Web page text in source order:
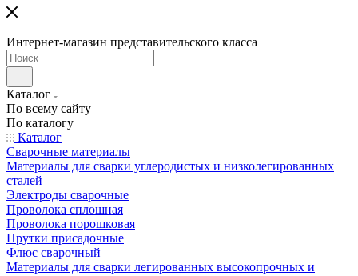
Интернет-магазин представительского класса
Каталог
По всему сайту
По каталогу
Каталог
Сварочные материалы
Материалы для сварки углеродистых и низколегированных
сталей
Электроды сварочные
Проволока сплошная
Проволока порошковая
Прутки присадочные
Флюс сварочный
Материалы для сварки легированных высокопрочных и